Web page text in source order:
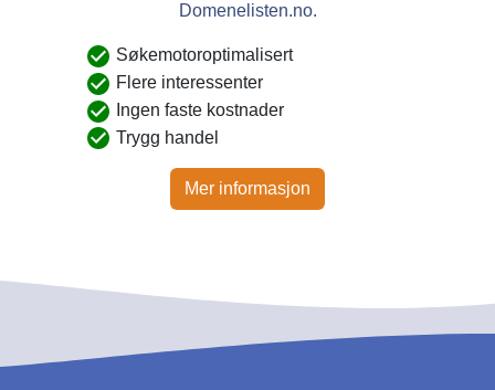
Domenelisten.no.
Søkemotoroptimalisert
Flere interessenter
Ingen faste kostnader
Trygg handel
Mer informasjon